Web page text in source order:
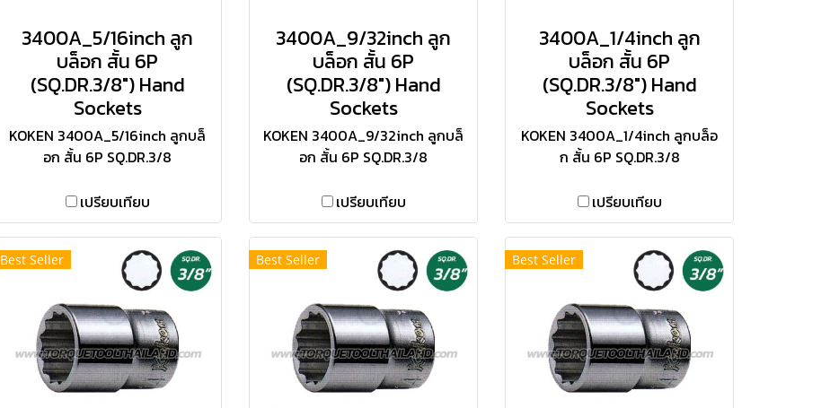
3400A_5/16inch ลูก
บล็อก สั้น 6P
(SQ.DR.3/8") Hand
Sockets
KOKEN 3400A_5/16inch ลูกบล็
อก สั้น 6P SQ.DR.3/8
เปรียบเทียบ
3400A_9/32inch ลูก
บล็อก สั้น 6P
(SQ.DR.3/8") Hand
Sockets
KOKEN 3400A_9/32inch ลูกบล็
อก สั้น 6P SQ.DR.3/8
เปรียบเทียบ
3400A_1/4inch ลูก
บล็อก สั้น 6P
(SQ.DR.3/8") Hand
Sockets
KOKEN 3400A_1/4inch ลูกบล็อ
ก สั้น 6P SQ.DR.3/8
เปรียบเทียบ
Best Seller Best Seller Best Seller